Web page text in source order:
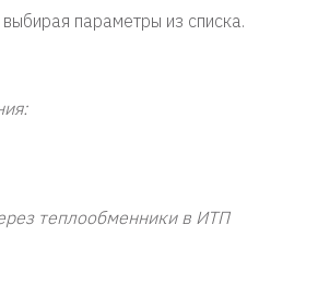
параметры из списка.
теплообменники в ИТП